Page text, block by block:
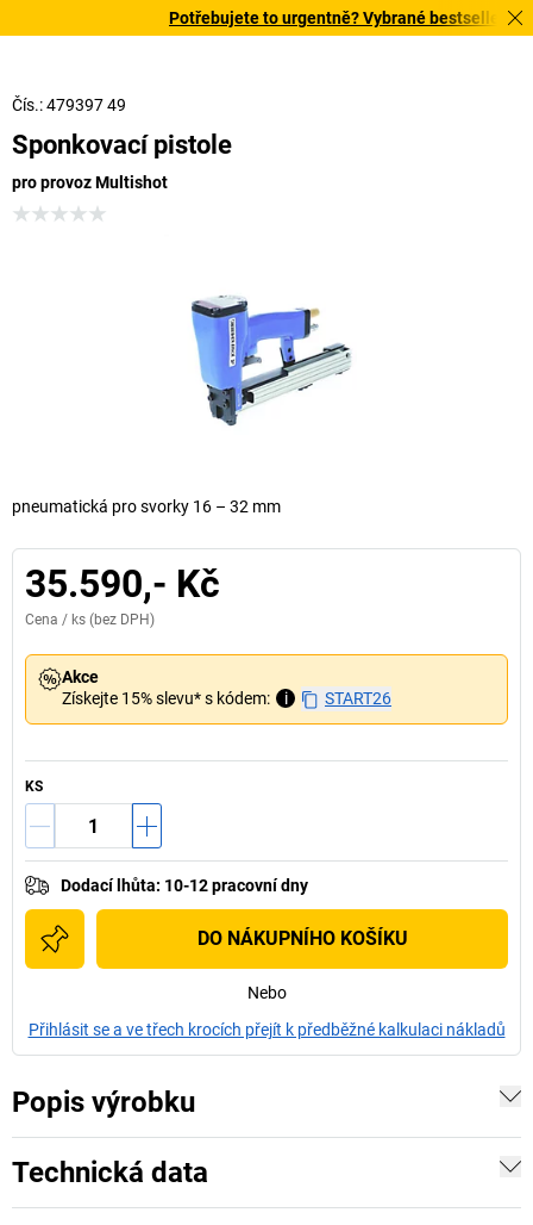
Potřebujete to urgentně? Vybrané bestsellery
Čís.: 479397 49
Sponkovací pistole
pro provoz Multishot
pneumatická pro svorky 16 – 32 mm
35.590,- Kč
Cena / ks (bez DPH)
Akce
Získejte 15% slevu* s kódem:
i START26
KS
Dodací lhůta: 10-12 pracovní dny
DO NÁKUPNÍHO KOŠÍKU
Nebo
Přihlásit se a ve třech krocích přejít k předběžné kalkulaci nákladů
Popis výrobku
Technická data